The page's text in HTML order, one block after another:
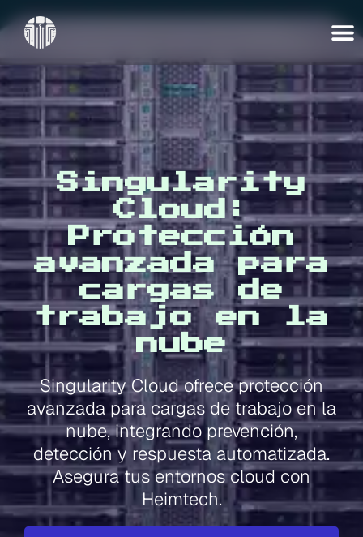
Singularity
Cloud:
Protección
avanzada para
cargas de
trabajo en la
nube
Singularity Cloud ofrece protección
avanzada para cargas de trabajo en la
nube, integrando prevención,
detección y respuesta automatizada.
Asegura tus entornos cloud con
Heimtech.